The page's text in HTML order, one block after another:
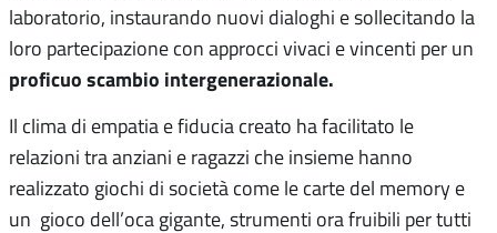
laboratorio, instaurando nuovi dialoghi e sollecitando la
loro partecipazione con approcci vivaci e vincenti per un
proficuo scambio intergenerazionale.
Il clima di empatia e fiducia creato ha facilitato le
relazioni tra anziani e ragazzi che insieme hanno
realizzato giochi di società come le carte del memory e
un gioco dell’oca gigante, strumenti ora fruibili per tutti